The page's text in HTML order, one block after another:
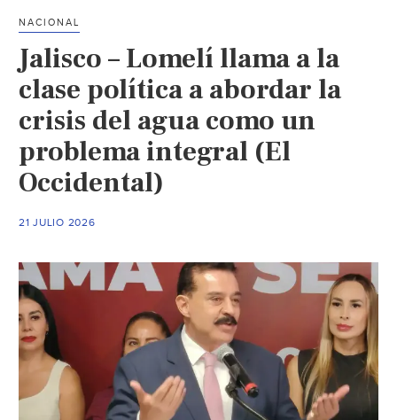
filtro
(N+)
NACIONAL
Jalisco – Lomelí llama a la
clase política a abordar la
crisis del agua como un
problema integral (El
Occidental)
21 JULIO 2026